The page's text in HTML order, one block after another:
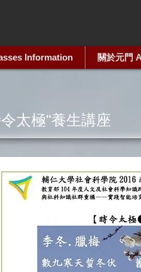
Information 關於元門
太極"養生講座